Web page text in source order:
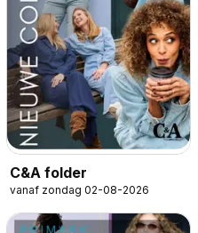
C&A folder
vanaf zondag 02-08-2026